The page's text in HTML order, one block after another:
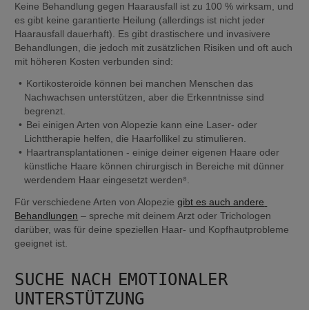
Keine Behandlung gegen Haarausfall ist zu 100 % wirksam, und
es gibt keine garantierte Heilung (allerdings ist nicht jeder
Haarausfall dauerhaft). Es gibt drastischere und invasivere
Behandlungen, die jedoch mit zusätzlichen Risiken und oft auch
mit höheren Kosten verbunden sind:
Kortikosteroide können bei manchen Menschen das
Nachwachsen unterstützen, aber die Erkenntnisse sind
begrenzt.
Bei einigen Arten von Alopezie kann eine Laser- oder
Lichttherapie helfen, die Haarfollikel zu stimulieren.
Haartransplantationen - einige deiner eigenen Haare oder
künstliche Haare können chirurgisch in Bereiche mit dünner
werdendem Haar eingesetzt werden⁸.
Für verschiedene Arten von Alopezie gibt es auch andere
Behandlungen – spreche mit deinem Arzt oder Trichologen
darüber, was für deine speziellen Haar- und Kopfhautprobleme
geeignet ist.
SUCHE NACH EMOTIONALER
UNTERSTÜTZUNG